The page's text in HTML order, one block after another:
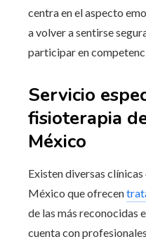
centra en el aspecto
a volver a sentirse
participar en
Servicio
fisioterapia
México
Existen diversas
México que ofrecen
de las más reconocidas
cuenta con